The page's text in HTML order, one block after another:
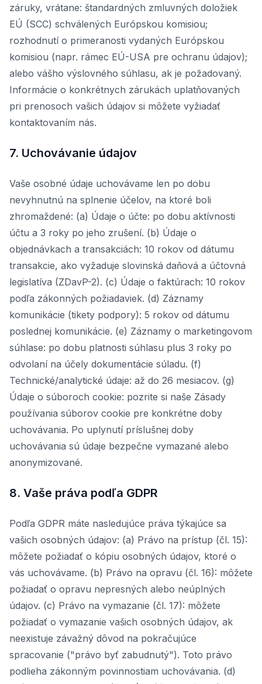
záruky, vrátane: štandardných zmluvných doložiek
EÚ (SCC) schválených Európskou komisiou;
rozhodnutí o primeranosti vydaných Európskou
komisiou (napr. rámec EÚ-USA pre ochranu údajov);
alebo vášho výslovného súhlasu, ak je požadovaný.
Informácie o konkrétnych zárukách uplatňovaných
pri prenosoch vašich údajov si môžete vyžiadať
kontaktovaním nás.
7. Uchovávanie údajov
Vaše osobné údaje uchovávame len po dobu
nevyhnutnú na splnenie účelov, na ktoré boli
zhromaždené: (a) Údaje o účte: po dobu aktívnosti
účtu a 3 roky po jeho zrušení. (b) Údaje o
objednávkach a transakciách: 10 rokov od dátumu
transakcie, ako vyžaduje slovinská daňová a účtovná
legislatíva (ZDavP-2). (c) Údaje o faktúrach: 10 rokov
podľa zákonných požiadaviek. (d) Záznamy
komunikácie (tikety podpory): 5 rokov od dátumu
poslednej komunikácie. (e) Záznamy o marketingovom
súhlase: po dobu platnosti súhlasu plus 3 roky po
odvolaní na účely dokumentácie súladu. (f)
Technické/analytické údaje: až do 26 mesiacov. (g)
Údaje o súboroch cookie: pozrite si naše Zásady
používania súborov cookie pre konkrétne doby
uchovávania. Po uplynutí príslušnej doby
uchovávania sú údaje bezpečne vymazané alebo
anonymizované.
8. Vaše práva podľa GDPR
Podľa GDPR máte nasledujúce práva týkajúce sa
vašich osobných údajov: (a) Právo na prístup (čl. 15):
môžete požiadať o kópiu osobných údajov, ktoré o
vás uchovávame. (b) Právo na opravu (čl. 16): môžete
požiadať o opravu nepresných alebo neúplných
údajov. (c) Právo na vymazanie (čl. 17): môžete
požiadať o vymazanie vašich osobných údajov, ak
neexistuje závažný dôvod na pokračujúce
spracovanie ("právo byť zabudnutý"). Toto právo
podlieha zákonným povinnostiam uchovávania. (d)